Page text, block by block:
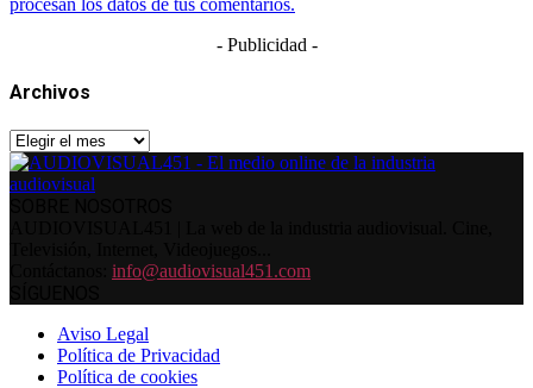
procesan los datos de tus comentarios.
- Publicidad -
Archivos
Archivos
info@audiovisual451.com
Aviso Legal
Política de Privacidad
Política de cookies